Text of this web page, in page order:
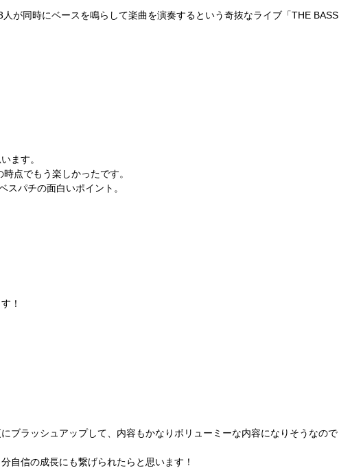
が同時にベースを鳴らして楽曲を演奏するという奇抜なライブ「THE BASS
ます。
点でもう楽しかったです。
スパチの面白いポイント。
！
ブラッシュアップして、内容もかなりボリューミーな内容になりそうなので
自信の成長にも繋げられたらと思います！